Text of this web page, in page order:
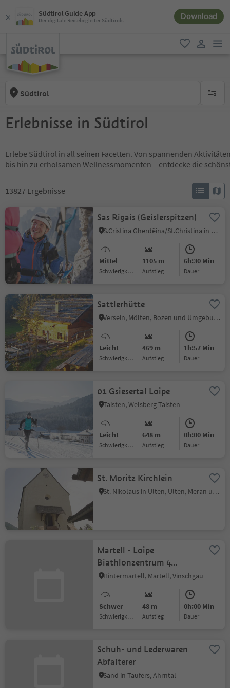
Südtirol Guide App
Der digitale Reisebegleiter Südtirols Download
favorit
Südtirol keine
Erlebnisse in Südtirol
Erlebe Südtirol in all seinen Facetten. Von spannenden
bis hin zu erholsamen Wellnessmomenten – entdecke die
13827 Ergebnisse
Sas Rigais (Geislerspitzen)
S.Cristina Gherdëina/St.Christina in Gröden, St.Christina in Gröden, Dolomitenregion Gröden
Mittel
Schwierigkeitsgrad
1105 m
Aufstieg
6h:30 Min
Dauer
Sattlerhütte
Versein, Mölten, Bozen und Umgebung
Leicht
Schwierigkeitsgrad
469 m
Aufstieg
1h:57 Min
Dauer
01 Gsiesertal Loipe
Taisten, Welsberg-Taisten
Leicht
Schwierigkeitsgrad
648 m
Aufstieg
0h:00 Min
Dauer
St. Moritz Kirchlein
St. Nikolaus in Ulten, Ulten, Meran und Umgebung
Martell - Loipe
Biathlonzentrum 4
Kilometer
Hintermartell, Martell, Vinschgau
Schwer
Schwierigkeitsgrad
48 m
Aufstieg
0h:00 Min
Dauer
Schuh- und Lederwaren
Abfalterer
Sand in Taufers, Ahrntal